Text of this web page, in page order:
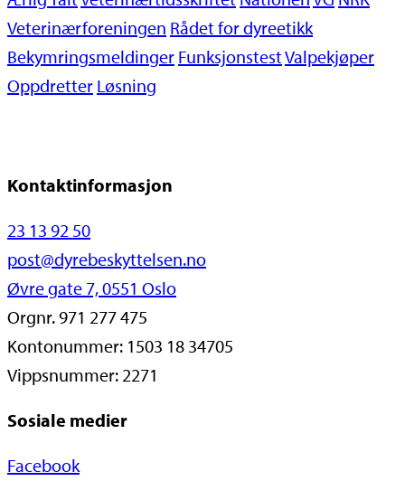
Veterinærforeningen Rådet for dyreetikk
Bekymringsmeldinger FunksjonstestValpekjøper
Oppdretter Løsning
Kontaktinformasjon
23 13 92 50
post@dyrebeskyttelsen.no
Øvre gate 7, 0551 Oslo
Orgnr. 971 277 475
Kontonummer: 1503 18 34705
Vippsnummer: 2271
Sosiale medier
Facebook